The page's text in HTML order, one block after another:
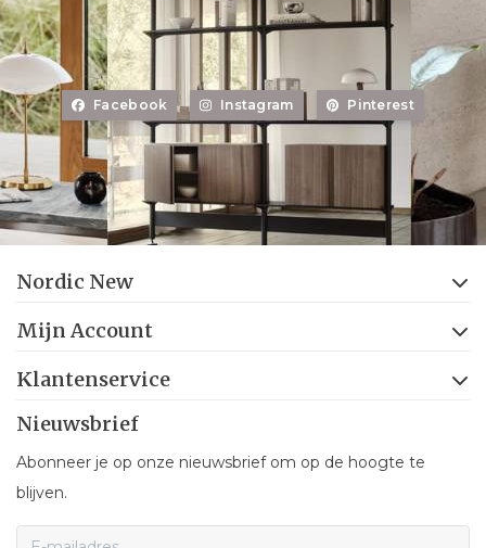
Facebook Instagram Pinterest
Nordic New
Mijn Account
Klantenservice
Nieuwsbrief
Abonneer je op onze nieuwsbrief om op de hoogte te
blijven.